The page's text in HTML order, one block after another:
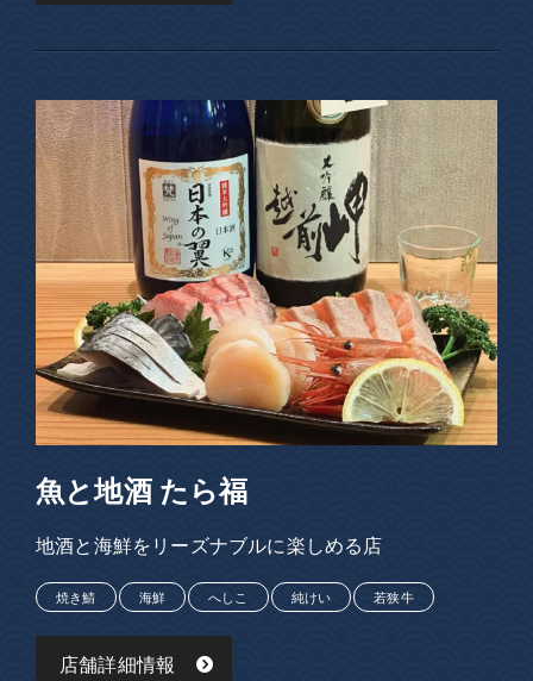
魚と地酒 たら福
地酒と海鮮をリーズナブルに楽しめる店
焼き鯖 海鮮 へしこ 純けい 若狭牛
店舗詳細情報